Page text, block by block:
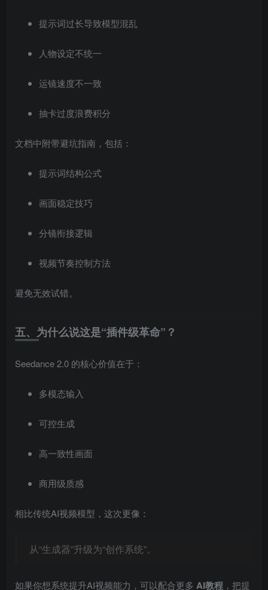
提示词过长导致模型混乱
人物设定不统一
运镜速度不一致
抽卡过度浪费积分
文档中附带避坑指南，包括：
提示词结构公式
画面稳定技巧
分镜衔接逻辑
视频节奏控制方法
避免无效试错。
五、为什么说这是“插件级革命”？
Seedance 2.0 的核心价值在于：
多模态输入
可控生成
高一致性画面
商用级质感
相比传统AI视频模型，这次更像：
从“生成器”升级为“创作系统”。
如果你想系统提升AI视频能力，可以配合更多 AI教程 ，把提